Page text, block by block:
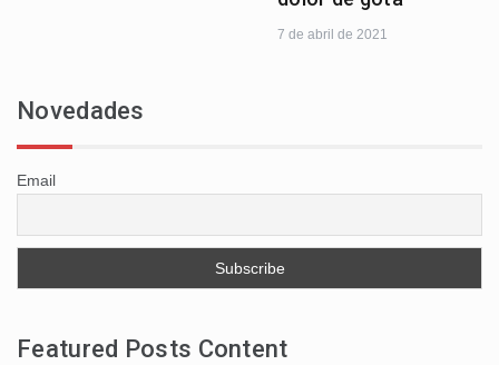
7 de abril de 2021
Novedades
Email
Featured Posts Content